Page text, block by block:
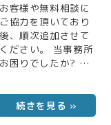
客様や無料相談に
協力を頂いており
、順次追加させて
ださい。 当事務所
りでしたか? ま
ていいかわからな
でした。 当事務所
? 当事務所